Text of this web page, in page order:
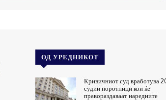
ОД УРЕДНИКОТ
Кривичниот суд вработува
судии поротници кои ќе
правораздаваат наредните